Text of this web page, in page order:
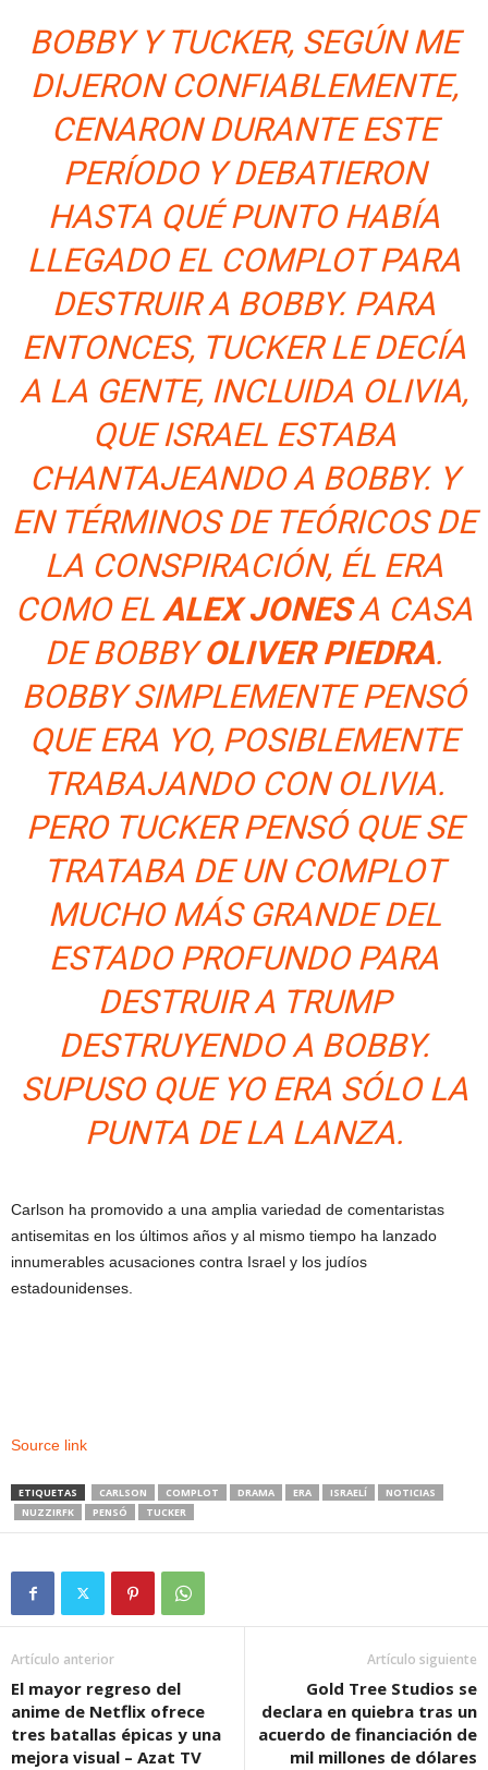
BOBBY Y TUCKER, SEGÚN ME
DIJERON CONFIABLEMENTE,
CENARON DURANTE ESTE
PERÍODO Y DEBATIERON
HASTA QUÉ PUNTO HABÍA
LLEGADO EL COMPLOT PARA
DESTRUIR A BOBBY. PARA
ENTONCES, TUCKER LE DECÍA
A LA GENTE, INCLUIDA OLIVIA,
QUE ISRAEL ESTABA
CHANTAJEANDO A BOBBY. Y
EN TÉRMINOS DE TEÓRICOS DE
LA CONSPIRACIÓN, ÉL ERA
COMO EL ALEX JONESA CASA
DE BOBBYOLIVER PIEDRA.
BOBBY SIMPLEMENTE PENSÓ
QUE ERA YO, POSIBLEMENTE
TRABAJANDO CON OLIVIA.
PERO TUCKER PENSÓ QUE SE
TRATABA DE UN COMPLOT
MUCHO MÁS GRANDE DEL
ESTADO PROFUNDO PARA
DESTRUIR A TRUMP
DESTRUYENDO A BOBBY.
SUPUSO QUE YO ERA SÓLO LA
PUNTA DE LA LANZA.
Carlson ha promovido a una amplia variedad de comentaristas
antisemitas en los últimos años y al mismo tiempo ha lanzado
innumerables acusaciones contra Israel y los judíos
estadounidenses.
Source link
ETIQUETAS CARLSON COMPLOT DRAMA ERA ISRAELÍ
NOTICIAS
NUZZIRFK
PENSÓ TUCKER
Artículo anterior
El mayor regreso del
anime de Netflix ofrece
tres batallas épicas y una
mejora visual – Azat TV
Artículo siguiente
Gold Tree Studios se
declara en quiebra tras un
acuerdo de financiación de
mil millones de dólares